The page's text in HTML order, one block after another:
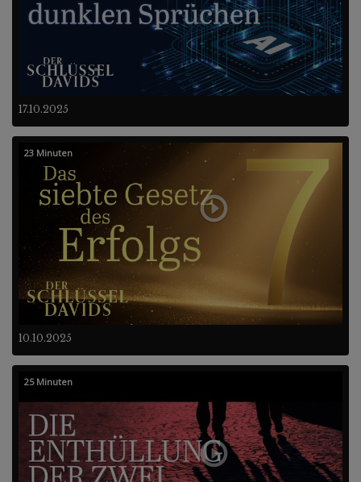
17.10.2025
10.10.2025
23 Minuten
25 Minuten